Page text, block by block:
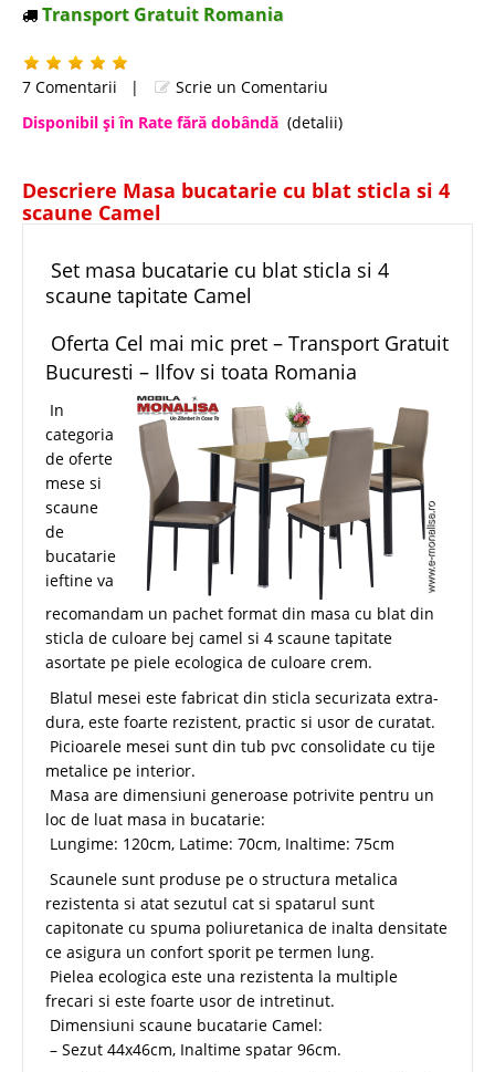
Transport Gratuit Romania
7 Comentarii |
Scrie un Comentariu
Disponibil şi în Rate fără dobândă (detalii)
Descriere Masa bucatarie cu blat sticla si 4
scaune Camel
Set masa bucatarie cu blat sticla si 4
scaune tapitate Camel
Oferta Cel mai mic pret – Transport Gratuit
Bucuresti – Ilfov si toata Romania
In
categoria
de oferte
mese si
scaune
de
bucatarie
ieftine va
recomandam un pachet format din masa cu blat din
sticla de culoare bej camel si 4 scaune tapitate
asortate pe piele ecologica de culoare crem.
Blatul mesei este fabricat din sticla securizata extra-
dura, este foarte rezistent, practic si usor de curatat.
Picioarele mesei sunt din tub pvc consolidate cu tije
metalice pe interior.
Masa are dimensiuni generoase potrivite pentru un
loc de luat masa in bucatarie:
Lungime: 120cm, Latime: 70cm, Inaltime: 75cm
Scaunele sunt produse pe o structura metalica
rezistenta si atat sezutul cat si spatarul sunt
capitonate cu spuma poliuretanica de inalta densitate
ce asigura un confort sporit pe termen lung.
Pielea ecologica este una rezistenta la multiple
frecari si este foarte usor de intretinut.
Dimensiuni scaune bucatarie Camel:
– Sezut 44x46cm, Inaltime spatar 96cm.